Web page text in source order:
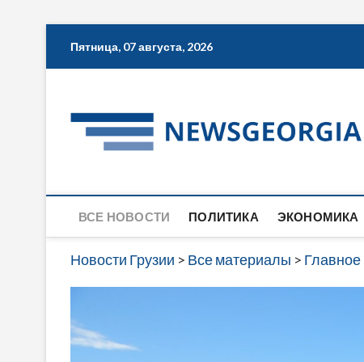
Пятница, 07 августа, 2026
ВСЕ НОВОСТИ ПОЛИТИКА ЭКОНОМИКА
Новости Грузии > Все материалы > Главное